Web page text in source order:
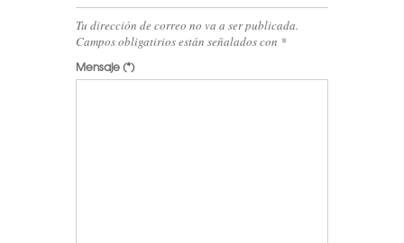
Tu dirección de correo no va a ser publicada.
Campos obligatirios están señalados con *
Mensaje(*)